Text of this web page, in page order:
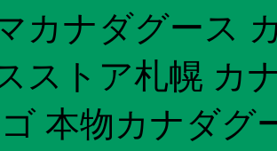
カナダグース
ストア札幌 カ
本物カナダグ